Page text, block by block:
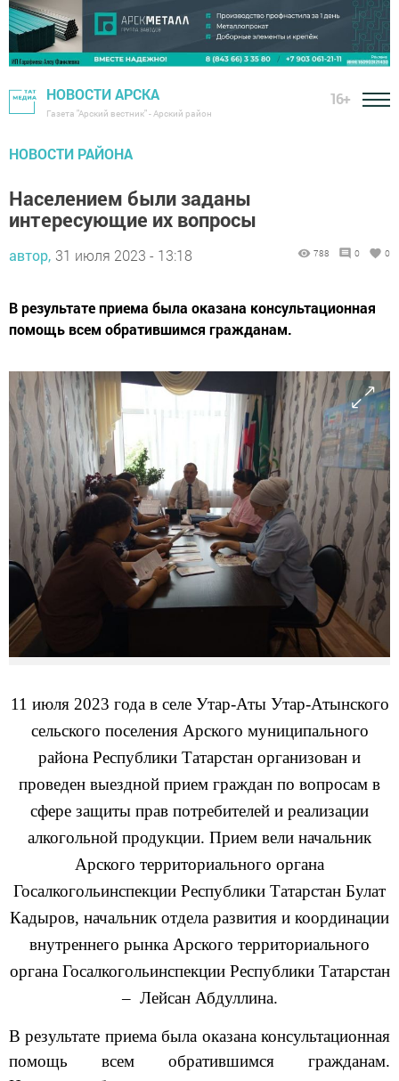
НОВОСТИ АРСКА
Газета "Арский вестник" - Арский район
16+
НОВОСТИ РАЙОНА
Населением были заданы
интересующие их вопросы
автор, 31 июля 2023 - 13:18 788 0 0
В результате приема была оказана консультационная
помощь всем обратившимся гражданам.
11 июля 2023 года в селе Утар-Аты Утар-Атынского
сельского поселения Арского муниципального
района Республики Татарстан организован и
проведен выездной прием граждан по вопросам в
сфере защиты прав потребителей и реализации
алкогольной продукции. Прием вели начальник
Арского территориального органа
Госалкогольинспекции Республики Татарстан Булат
Кадыров, начальник отдела развития и координации
внутреннего рынка Арского территориального
органа Госалкогольинспекции Республики Татарстан
– Лейсан Абдуллина.
В результате приема была оказана консультационная
помощь всем обратившимся гражданам.